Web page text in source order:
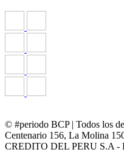
© #periodo BCP | Todos los
Centenario 156, La Molina
CREDITO DEL PERU S.A -